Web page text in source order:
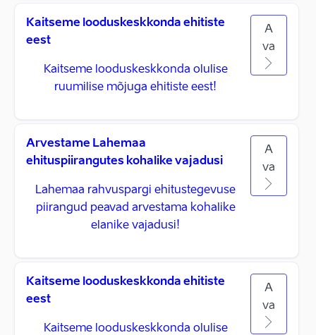
Kaitseme looduskeskkonda ehitiste
eest
Kaitseme looduskeskkonda olulise
ruumilise mõjuga ehitiste eest!
A
va
Arvestame Lahemaa
ehituspiirangutes kohalike vajadusi
Lahemaa rahvuspargi ehitustegevuse
piirangud peavad arvestama kohalike
elanike vajadusi!
A
va
Kaitseme looduskeskkonda ehitiste
eest
Kaitseme looduskeskkonda olulise
A
va